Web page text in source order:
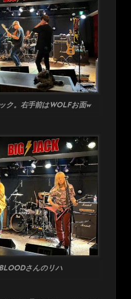
ク。右手前はWOLFお面w
さんのリハ